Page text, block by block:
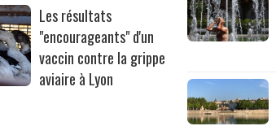
Les résultats
"encourageants" d'un
vaccin contre la grippe
aviaire à Lyon